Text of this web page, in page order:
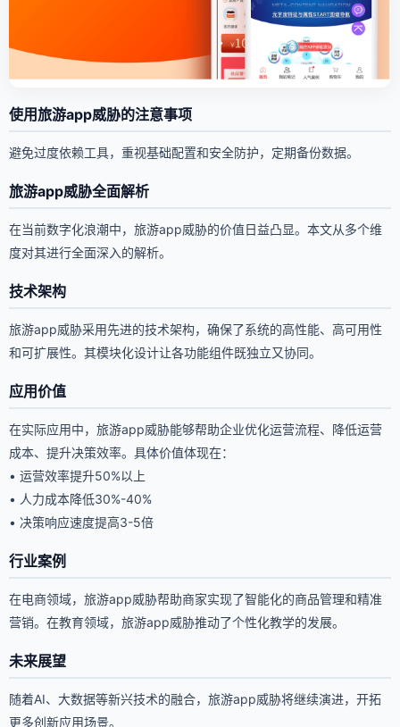
使用旅游app威胁的注意事项
避免过度依赖工具，重视基础配置和安全防护，定期备份数据。
旅游app威胁全面解析
在当前数字化浪潮中，旅游app威胁的价值日益凸显。本文从多个维
度对其进行全面深入的解析。
技术架构
旅游app威胁采用先进的技术架构，确保了系统的高性能、高可用性
和可扩展性。其模块化设计让各功能组件既独立又协同。
应用价值
在实际应用中，旅游app威胁能够帮助企业优化运营流程、降低运营
成本、提升决策效率。具体价值体现在：
• 运营效率提升50%以上
• 人力成本降低30%-40%
• 决策响应速度提高3-5倍
行业案例
在电商领域，旅游app威胁帮助商家实现了智能化的商品管理和精准
营销。在教育领域，旅游app威胁推动了个性化教学的发展。
未来展望
随着AI、大数据等新兴技术的融合，旅游app威胁将继续演进，开拓
更多创新应用场景。